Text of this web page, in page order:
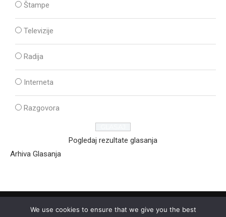
Štampe
Televizije
Radija
Interneta
Razgovora
Pogledaj rezultate glasanja
Arhiva Glasanja
We use cookies to ensure that we give you the best